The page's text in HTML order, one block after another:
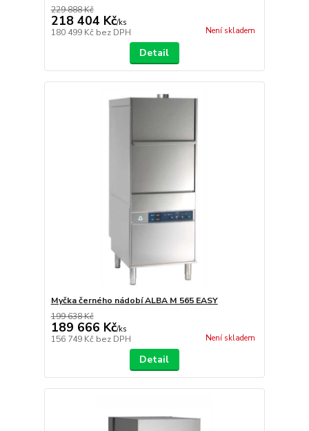
229 888 Kč
218 404 Kč/ks
180 499 Kč bez DPH Není skladem
Detail
Myčka černého nádobí ALBA M 565 EASY
199 638 Kč
189 666 Kč/ks
156 749 Kč bez DPH Není skladem
Detail